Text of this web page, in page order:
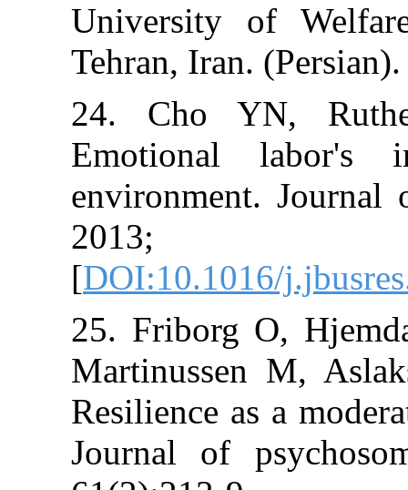
University of
Tehran, Iran.
24. Cho
Emotional
environment.
[DOI:10.1016/
25. Friborg O,
Martinussen
Resilience as
Journal of